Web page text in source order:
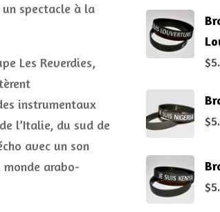
spectacle à la
Les Reverdies,
instrumentaux
l’Italie, du sud de
avec un son
arabo-
$
$
$